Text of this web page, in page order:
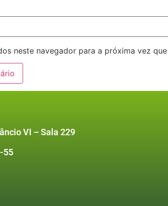
neste navegador para a próxima vez
VI – Sala 229
55